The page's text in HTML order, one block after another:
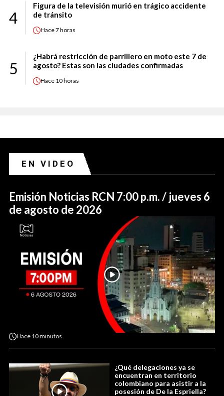
4
Figura de la televisión murió en trágico accidente
de tránsito
Hace7 horas
5
¿Habrá restricción de parrillero en moto este 7 de
agosto? Estas son las ciudades confirmadas
Hace 10 horas
EN VIDEO
Emisión Noticias RCN 7:00 p.m. / jueves 6
de agosto de 2026
Hace 10 minutos
¿Qué delegaciones ya se
encuentran en territorio
colombiano para asistir a la
posesión de De la Espriella?